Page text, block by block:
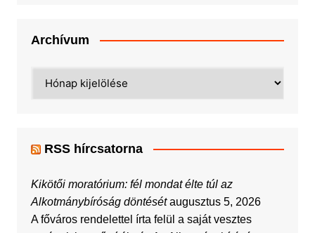
Archívum
RSS hírcsatorna
Kikötői moratórium: fél mondat élte túl az
Alkotmánybíróság döntését augusztus 5, 2026
A főváros rendelettel írta felül a saját vesztes